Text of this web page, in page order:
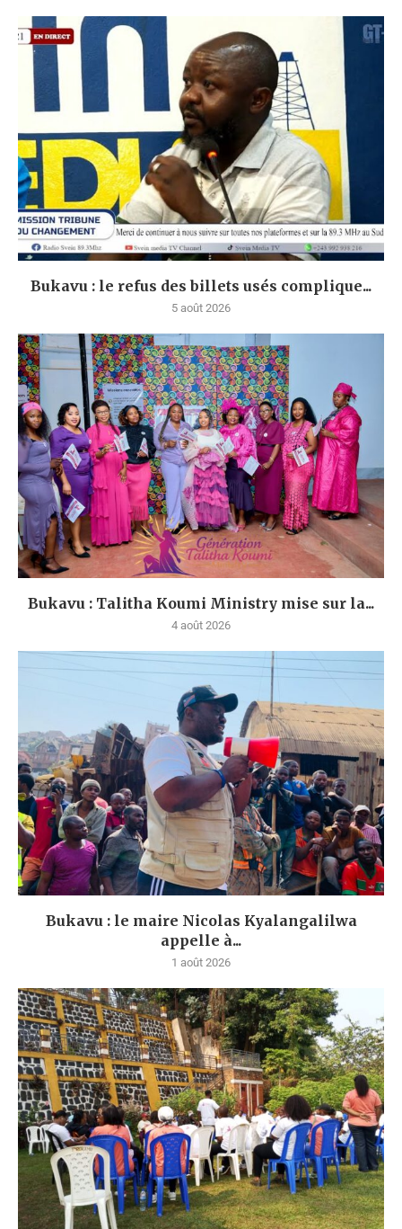
Bukavu : le refus des billets usés complique...
5 août 2026
Bukavu : Talitha Koumi Ministry mise sur la...
4 août 2026
Bukavu : le maire Nicolas Kyalangalilwa
appelle à...
1 août 2026